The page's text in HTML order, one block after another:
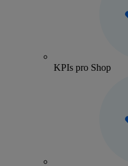
KPIs pro Shop